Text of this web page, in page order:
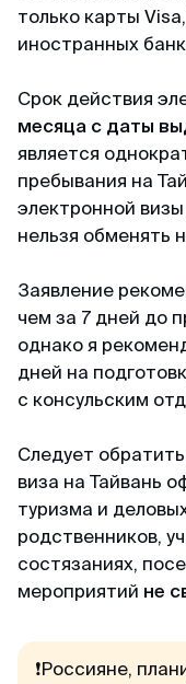
Отзыв с Яндекса ·
Оперативно
Спасибо,
Сингапур,
пакет
подавать в
подготовила
не смогла
отчаялась но
оперативно
Камил
Без
Оформили keta
головной боли.
только карты
иностранных
Срок действия
месяца с даты
является
пребывания на
электронной
нельзя обменять
Заявление
чем за 7 дней до
однако я
дней на
с консульским
Следует
виза на Тайвань
туризма и
родственников,
состязаниях,
мероприятий не
❗Россияне,